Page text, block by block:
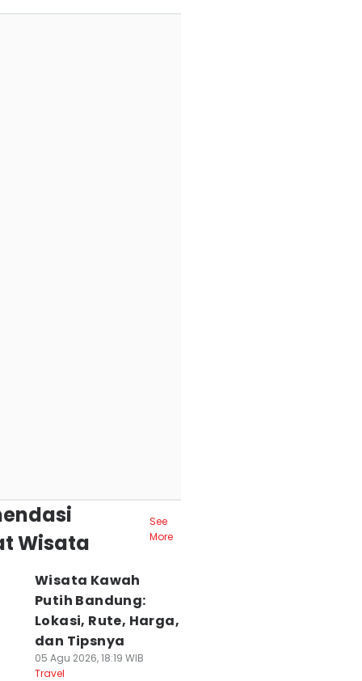
Wisata
See
More
Wisata Kawah
Putih Bandung:
Lokasi, Rute, Harga,
dan Tipsnya
05 Agu 2026, 18:19 WIB
Travel